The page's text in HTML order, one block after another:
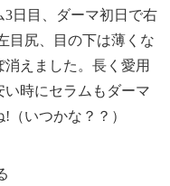
日目、ダーマ初日で右
目尻、目の下は薄くな
えました。長く愛用
い時にセラムもダーマ
（いつかな？？）